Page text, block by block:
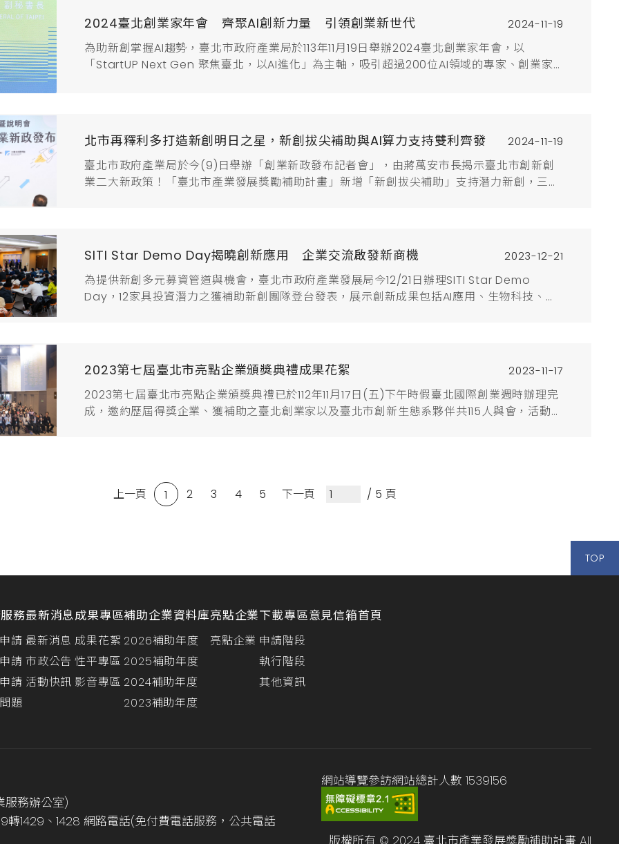
2024臺北創業家年會 齊聚AI創新力量 引領創業新世代 2024-11-19
為助新創掌握AI趨勢，臺北市政府產業局於113年11月19日舉辦2024臺北創業家年會，以
「StartUP Next Gen 聚焦臺北，以AI進化」為主軸，吸引超過200位AI領域的專家、創業家
北市再釋利多打造新創明日之星，新創拔尖補助與AI算力支持雙利齊發 2024-11-19
臺北市政府產業局於今(9)日舉辦「創業新政發布記者會」，由蔣萬安市長揭示臺北市創新創
業二大新政策！「臺北市產業發展獎勵補助計畫」新增「新創拔尖補助」支持潛力新創，三階
SITI Star Demo Day揭曉創新應用 企業交流啟發新商機 2023-12-21
為提供新創多元募資管道與機會，臺北市政府產業發展局今12/21日辦理SITI Star Demo
Day，12家具投資潛力之獲補助新創團隊登台發表，展示創新成果包括AI應用、生物科技、
2023第七屆臺北市亮點企業頒獎典禮成果花絮 2023-11-17
2023第七屆臺北市亮點企業頒獎典禮已於112年11月17日(五)下午時假臺北國際創業週時辦理完
成，邀約歷屆得獎企業、獲補助之臺北創業家以及臺北市創新生態系夥伴共115人與會，活動成
上一頁 1 2 3 4 5 下一頁 / 5 頁
TOP
務
請
請
請
題
最新消息
最新消息
市政公告
活動快訊
成果專區
成果花絮
性平專區
影音專區
補助企業資料庫
2026補助年度
2025補助年度
2024補助年度
2023補助年度
亮點企業
亮點企業
下載專區
申請階段
執行階段
其他資訊
意見信箱首頁
服務辦公室)
1429、1428 網路電話(免付費電話服務，公共電話
網站導覽參訪網站總計人數 1539156